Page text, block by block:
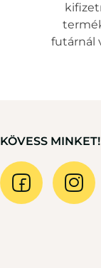
futárnál
KÖVESS MINKET!